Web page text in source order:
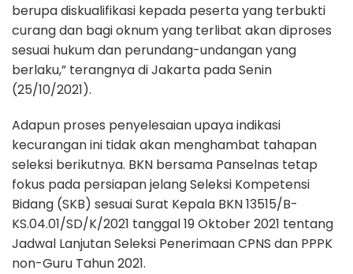
berupa diskualifikasi kepada peserta yang terbukti
curang dan bagi oknum yang terlibat akan diproses
sesuai hukum dan perundang-undangan yang
berlaku,” terangnya di Jakarta pada Senin
(25/10/2021).
Adapun proses penyelesaian upaya indikasi
kecurangan ini tidak akan menghambat tahapan
seleksi berikutnya. BKN bersama Panselnas tetap
fokus pada persiapan jelang Seleksi Kompetensi
Bidang (SKB) sesuai Surat Kepala BKN 13515/B-
KS.04.01/SD/K/2021 tanggal 19 Oktober 2021 tentang
Jadwal Lanjutan Seleksi Penerimaan CPNS dan PPPK
non-Guru Tahun 2021.